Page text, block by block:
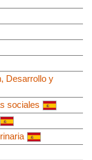
Desarrollo y
sociales